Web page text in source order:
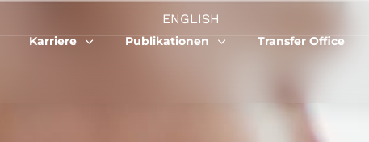
ENGLISH
Karriere Publikationen Transfer Office